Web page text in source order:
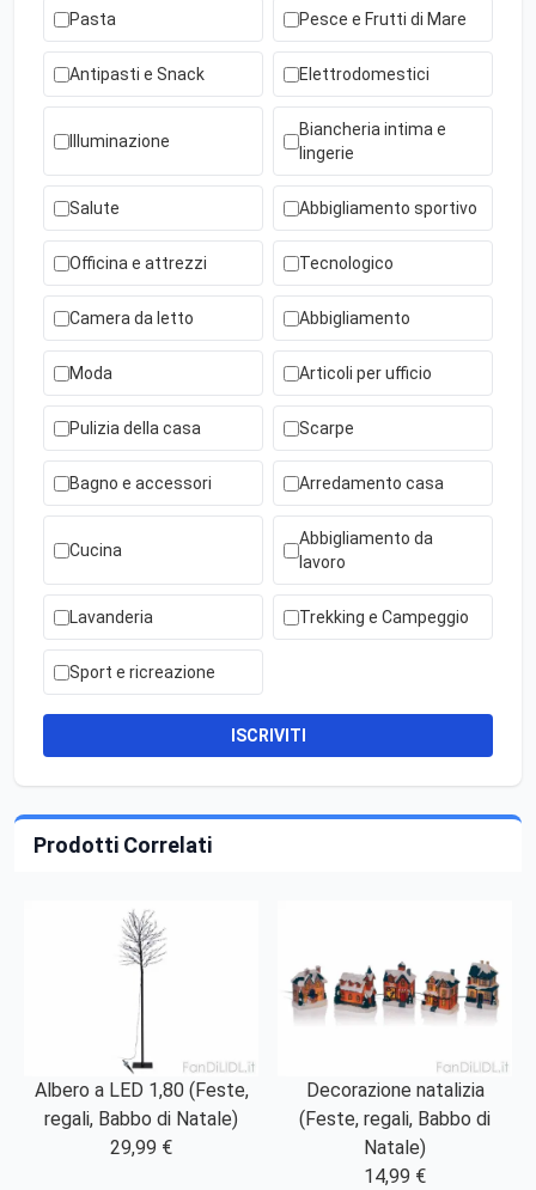
Pasta Pesce e Frutti di Mare
Antipasti e Snack Elettrodomestici
Illuminazione
Biancheria intima e
lingerie
Salute Abbigliamento sportivo
Officina e attrezzi Tecnologico
Camera da letto Abbigliamento
Moda Articoli per ufficio
Pulizia della casa Scarpe
Bagno e accessori Arredamento casa
Cucina
Abbigliamento da
lavoro
Lavanderia Trekking e Campeggio
Sport e ricreazione
ISCRIVITI
Prodotti Correlati
Albero a LED 1,80 (Feste,
regali, Babbo di Natale)
29,99 €
Decorazione natalizia
(Feste, regali, Babbo di
Natale)
14,99 €